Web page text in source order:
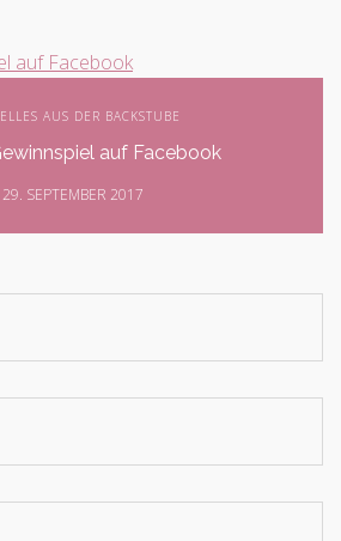
AUS DER BACKSTUBE
auf Facebook
29. SEPTEMBER 2017